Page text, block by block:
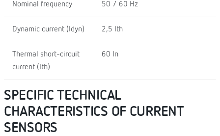
Nominal frequency 50 / 60 Hz
Dynamic current (Idyn) 2,5 Ith
Thermal short-circuit
current (Ith)
60 In
SPECIFIC TECHNICAL
CHARACTERISTICS OF CURRENT
SENSORS